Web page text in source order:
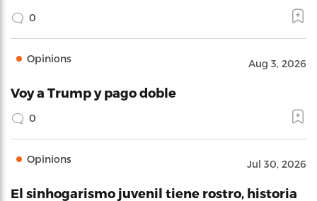
0
Opinions Aug 3, 2026
Voy a Trump y pago doble
0
Opinions Jul 30, 2026
El sinhogarismo juvenil tiene rostro, historia